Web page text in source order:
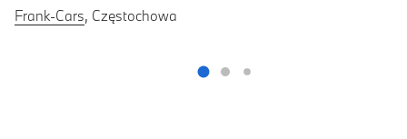
Frank-Cars, Częstochowa